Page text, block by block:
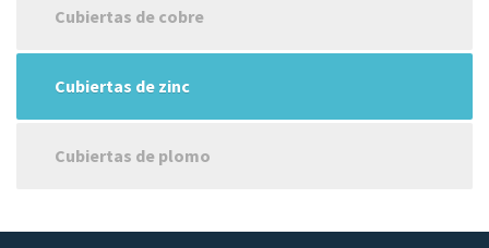
Cubiertas de cobre
Cubiertas de zinc
Cubiertas de plomo